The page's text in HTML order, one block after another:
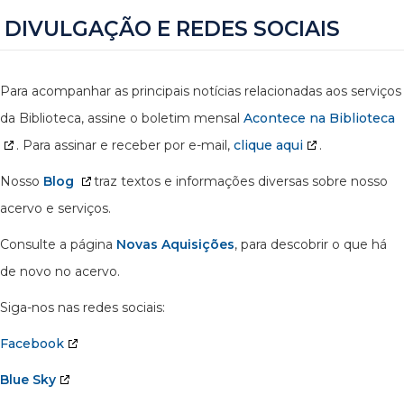
DIVULGAÇÃO E REDES SOCIAIS
Para acompanhar as principais notícias relacionadas aos serviços
da Biblioteca, assine o boletim mensal Acontece na Biblioteca
. Para assinar e receber por e-mail, clique aqui .
Nosso Blog
traz textos e informações diversas sobre nosso
acervo e serviços.
Consulte a página Novas Aquisições, para descobrir o que há
de novo no acervo.
Siga-nos nas redes sociais:
Facebook
Blue Sky